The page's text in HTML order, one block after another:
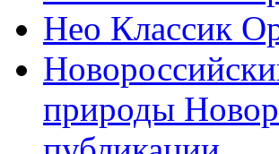
Нео Классик
природы